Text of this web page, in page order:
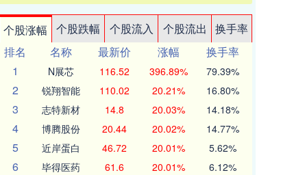
个股涨幅 个股跌幅 个股流入 个股流出
换手率
排名
名称 最新价 涨幅
换手率
1
N展芯 116.52 396.89% 79.39%
2 锐翔智能 110.02 20.21% 16.80%
3 志特新材 14.8 20.03% 14.18%
4 博腾股份 20.44 20.02% 14.77%
5 近岸蛋白 46.72 20.01% 5.62%
6 毕得医药 61.6 20.01% 6.12%